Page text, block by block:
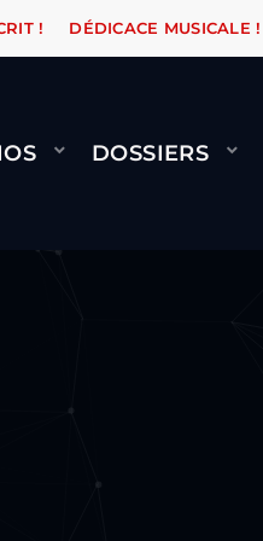
MINET - FLY (GÉNÉRIQUE)
! DÉDICACE MUSICALE !
DOSSIERS